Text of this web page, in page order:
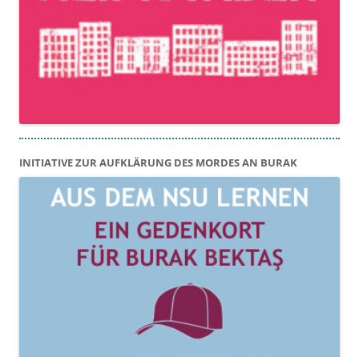
INITIATIVE ZUR AUFKLÄRUNG DES MORDES AN BURAK